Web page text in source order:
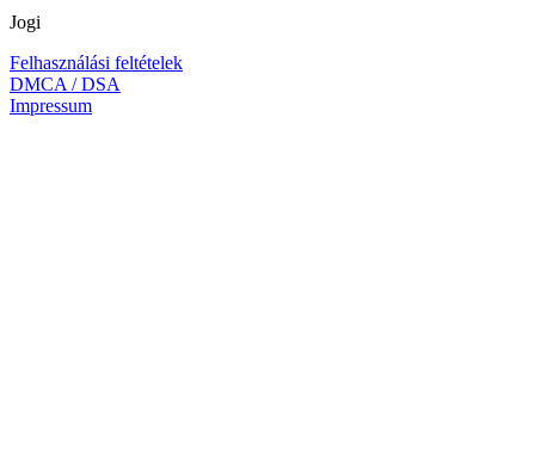
Jogi
Felhasználási feltételek
DMCA / DSA
Impressum